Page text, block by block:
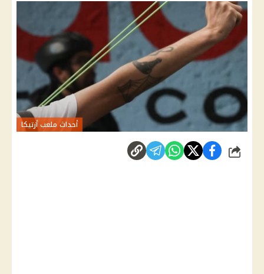
أحداث ملعب أزتيكا
شارك